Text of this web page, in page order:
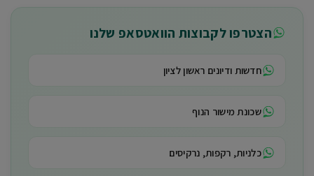
הצטרפו לקבוצות הוואטסאפ שלנו
חדשות ודיונים ראשון לציון
שכונת מישור הנוף
כלניות, רקפות, נרקיסים